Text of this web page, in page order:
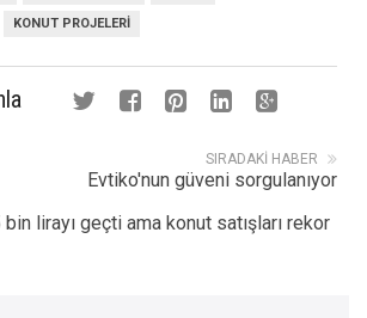
KONUT PROJELERI
SIRADAKI HABER
Evtiko'nun güveni sorgulanıyor
bin lirayı geçti ama konut satışları rekor